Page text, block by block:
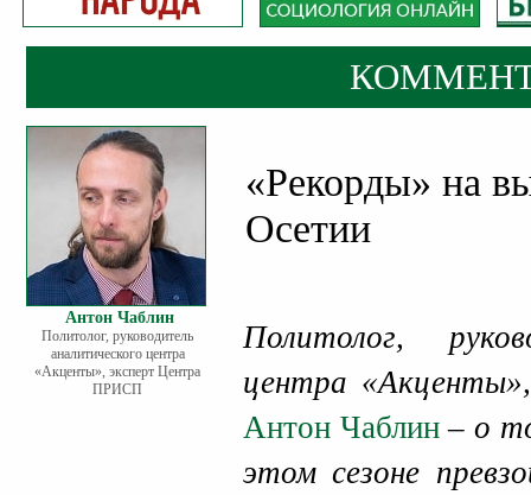
Антон Чаблин
Политолог, руководитель
аналитического центра
«Акценты», эксперт Центра
ПРИСП
«Рекорды» на
Осетии
Политолог,
центра
Антон Чаблин– о
этом сезоне